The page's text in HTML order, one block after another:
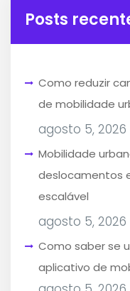
Posts
Como reduzir
de mobilidade
agosto 5, 2026
Mobilidade
deslocamentos
escalável
agosto 5, 2026
Como saber se
aplicativo de